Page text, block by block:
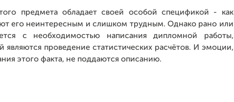
предмета обладает своей особой спецификой - как
его неинтересным и слишком трудным. Однако рано или
с необходимостью написания дипломной работы,
проведение статистических расчётов. И эмоции,
этого факта, не поддаются описанию.